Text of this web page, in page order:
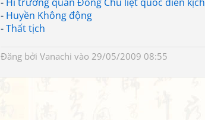
- Huyền Không động
-Thất tịch
Đăng bởi Vanachi vào 29/05/2009 08:55